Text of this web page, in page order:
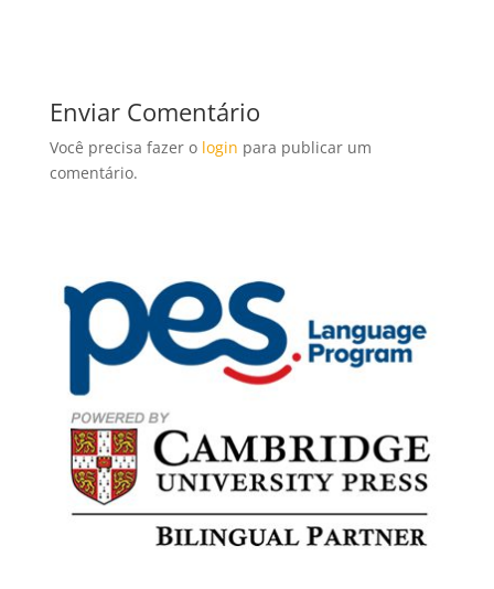
Enviar Comentário
Você precisa fazer o login para publicar um
comentário.